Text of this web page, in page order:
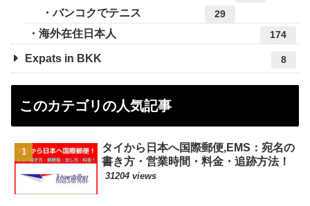
バンコクでテニス 29
海外在住日本人 174
Expats in BKK 8
このカテゴリの人気記事
タイから日本へ国際郵便,EMS：宛名の
書き方・営業時間・料金・追跡方法！
31204 views